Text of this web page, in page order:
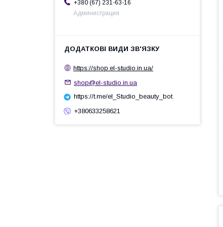
+380 (67) 231-63-16
Администрация
https://shop.el-studio.in.ua/
shop@el-studio.in.ua
https://t.me/el_Studio_beauty_bot
+380633258621